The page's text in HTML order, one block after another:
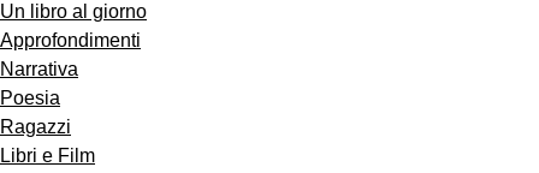
Un libro al giorno
Approfondimenti
Narrativa
Poesia
Ragazzi
Libri e Film